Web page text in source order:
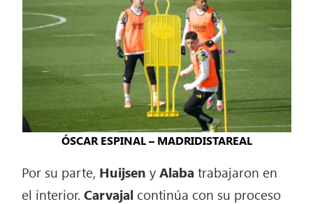
ÓSCAR ESPINAL – MADRIDISTAREAL
Por su parte, Huijsen yAlabatrabajaron en
el interior.Carvajal continúa con su proceso